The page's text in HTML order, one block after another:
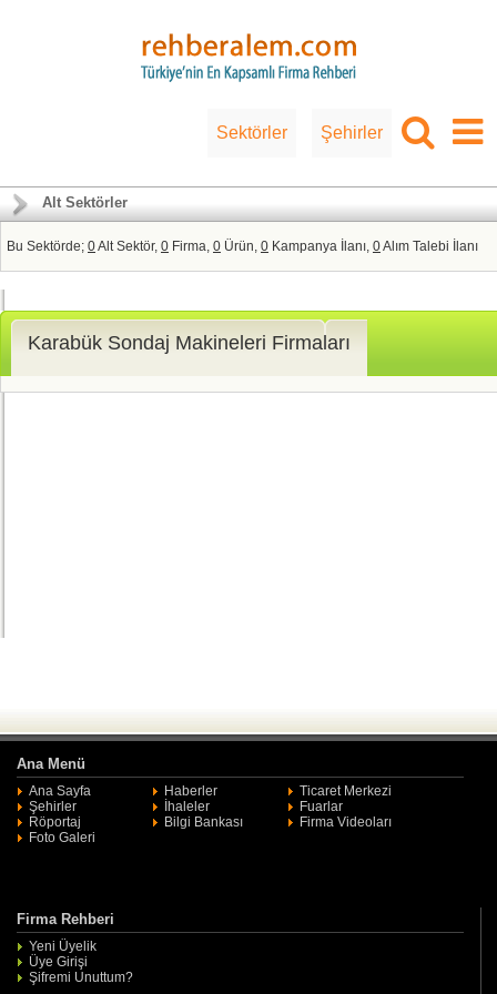
Sektörler Şehirler
Alt Sektörler
Bu Sektörde; 0Alt Sektör, 0 Firma, 0 Ürün, 0 Kampanya İlanı, 0Alım Talebi İlanı
Karabük Sondaj Makineleri Firmaları
Ana Menü
Ana Sayfa Haberler
Ticaret Merkezi
Şehirler
İhaleler
Fuarlar
Röportaj
Bilgi Bankası
Firma Videoları
Foto Galeri
Firma Rehberi
Yeni Üyelik
Üye Girişi
Şifremi Unuttum?